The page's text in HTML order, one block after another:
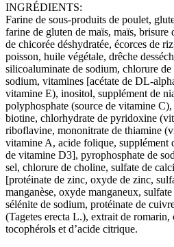
INGRÉDIENTS:
Farine de sous-produits de poulet,
farine de gluten de maïs, maïs, brisure
de chicorée déshydratée, écorces de
poisson, huile végétale, drêche
silicoaluminate de sodium, chlorure
sodium, vitamines [acétate de DL-
vitamine E), inositol, supplément de
polyphosphate (source de vitamine
biotine, chlorhydrate de pyridoxine
riboflavine, mononitrate de thiamine
vitamine A, acide folique, supplément
de vitamine D3], pyrophosphate de
sel, chlorure de choline, sulfate de
[protéinate de zinc, oxyde de zinc,
manganèse, oxyde manganeux,
sélénite de sodium, protéinate de
(Tagetes erecta L.), extrait de romarin,
tocophérols et d’acide citrique.